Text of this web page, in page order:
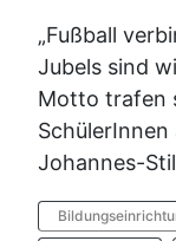
„Fußball
Jubels sind
Motto trafen
Johannes-